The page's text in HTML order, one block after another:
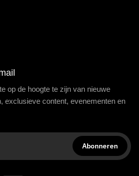
op de hoogte te zijn van nieuwe
exclusieve content, evenementen en